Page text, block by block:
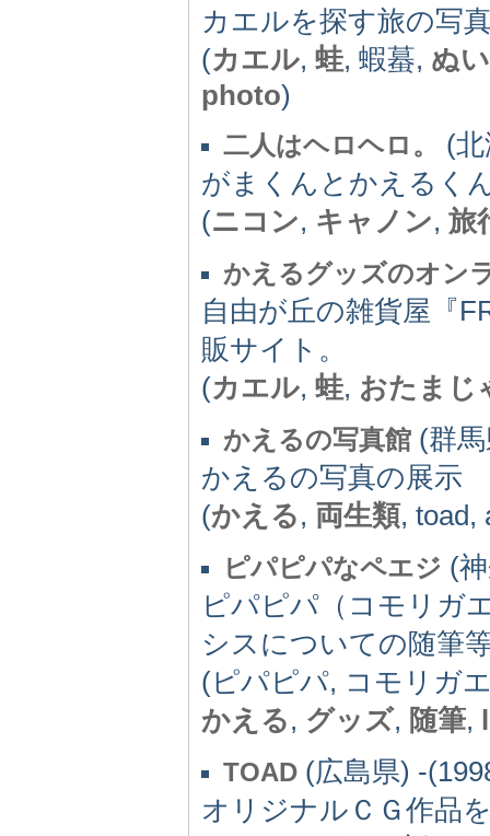
カエルを探す旅の写
(カエル, 蛙, 蝦蟇, ぬ
photo)
二人はヘロヘロ。
(
がまくんとかえるく
(ニコン, キャノン, 旅
かえるグッズのオン
自由が丘の雑貨屋『
販サイト。
(カエル, 蛙, おたまじ
かえるの写真館 (群
かえるの写真の展示
(かえる, 両生類, toad,
ピパピパなペエジ (
ピパピパ（コモリガ
シスについての随筆
(ピパピパ, コモリガ
かえる, グッズ, 随筆,
TOAD (広島県) -
オリジナルＣＧ作品